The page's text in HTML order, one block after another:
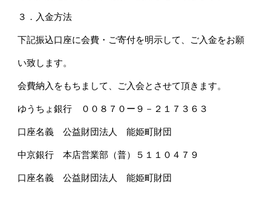
３．入金方法
下記振込口座に会費・ご寄付を明示して、ご入金をお願
い致します。
会費納入をもちまして、ご入会とさせて頂きます。
ゆうちょ銀行 ００８７０ー９－２１７３６３
口座名義 公益財団法人 能姫町財団
中京銀行 本店営業部（普）５１１０４７９
口座名義 公益財団法人 能姫町財団